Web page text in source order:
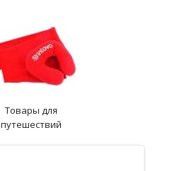
Товары для
путешествий